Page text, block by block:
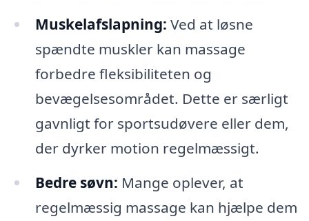
Muskelafslapning: Ved at løsne
spændte muskler kan massage
forbedre fleksibiliteten og
bevægelsesområdet. Dette er særligt
gavnligt for sportsudøvere eller dem,
der dyrker motion regelmæssigt.
Bedre søvn: Mange oplever, at
regelmæssig massage kan hjælpe dem